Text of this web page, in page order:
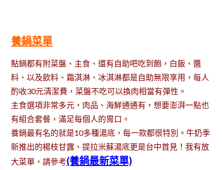
養鍋菜單
點鍋都有附菜盤、主食、還有自助吧吃到飽，白飯、醬
料、以及飲料、霜淇淋、冰淇淋都是自助無限享用，每人
酌收30元清潔費，菜盤不吃可以換肉相當有彈性。
主食選項非常多元，肉品、海鮮通通有，想要澎湃一點也
有組合套餐，滿足每個人的胃口。
養鍋最有名的就是10多種湯底，每一款都很特別。牛奶季
新推出的楊枝甘露、提拉米蘇湯底更是台中首見！我有放
大菜單，請參考(養鍋最新菜單)